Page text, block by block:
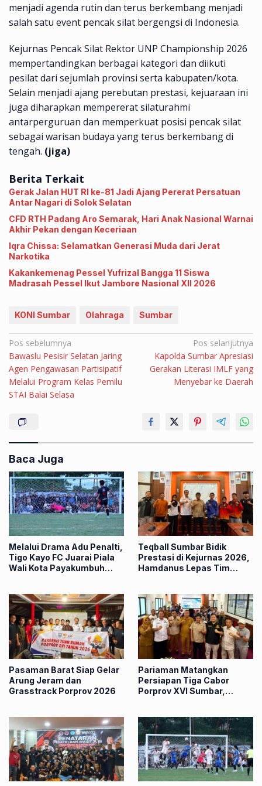
menjadi agenda rutin dan terus berkembang menjadi
salah satu event pencak silat bergengsi di Indonesia.
Kejurnas Pencak Silat Rektor UNP Championship 2026
mempertandingkan berbagai kategori dan diikuti
pesilat dari sejumlah provinsi serta kabupaten/kota.
Selain menjadi ajang perebutan prestasi, kejuaraan ini
juga diharapkan mempererat silaturahmi
antarperguruan dan memperkuat posisi pencak silat
sebagai warisan budaya yang terus berkembang di
tengah. (jiga)
Berita Terkait
Gerak Jalan HUT RI ke-81 Jadi Ajang Pererat Persatuan
Antar Nagari di Solok Selatan
CFD RTH Padang Aro Semarak, Hari Anak Nasional Warnai
Akhir Pekan dengan Keceriaan
Iqra Chissa: Selamatkan Generasi Muda dari Jerat
Narkotika
Kakankemenag Pessel Yufrizal Bangga 11 Siswa
Madrasah Pessel Ikut Jambore Nasional XII 2026
KONI Sumbar Olahraga Sumbar
Navigasi
pos
Pos sebelumnya
Bawaslu Pesisir Selatan Jaring
Agen Pengawasan Partisipatif
Melalui Program Kelas Pemilu
STAI Balai Selasa
Pos selanjutnya
Kapolda Sumbar Apresiasi
Gerakan Literasi IMLF yang
Menyebar ke Daerah
Baca Juga
Melalui Drama Adu Penalti,
Tigo Kayo FC Juarai Piala
Wali Kota Payakumbuh
Teqball Sumbar Bidik
Prestasi di Kejurnas 2026,
Hamdanus Lepas Tim
Pasaman Barat Siap Gelar
Arung Jeram dan
Grasstrack Porprov 2026
Pariaman Matangkan
Persiapan Tiga Cabor
Porprov XVI Sumbar,